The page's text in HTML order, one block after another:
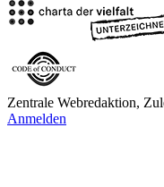
Zentrale Webredaktion,
Anmelden